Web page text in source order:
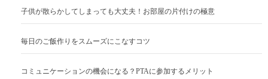
子供が散らかしてしまっても大丈夫！お部屋の片付けの極意
毎日のご飯作りをスムーズにこなすコツ
コミュニケーションの機会になる？PTAに参加するメリット